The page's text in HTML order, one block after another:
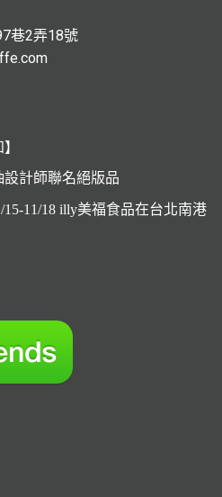
巷2弄18號
計師聯名絕版品
15-11/18 illy美福食品在台北南港